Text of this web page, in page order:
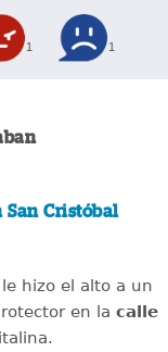
1 1
San Cristóbal
le hizo el alto a un
en la calle